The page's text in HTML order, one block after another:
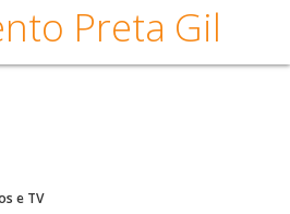
Preta Gil
e TV